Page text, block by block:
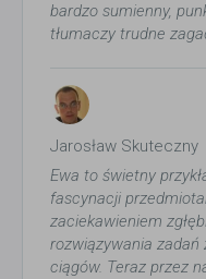
bardzo sumienny,
tłumaczy trudne
Jarosław Skuteczny
Ewa to świetny
fascynacji
zaciekawieniem
rozwiązywania
ciągów. Teraz przez